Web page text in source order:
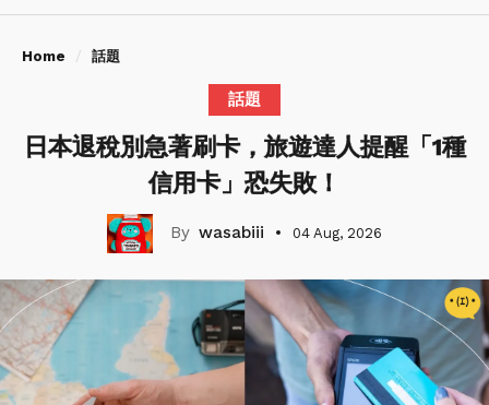
Home 話題
話題
日本退稅別急著刷卡，旅遊達人提醒「1種
信用卡」恐失敗！
wasabiii 04 Aug, 2026